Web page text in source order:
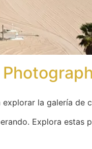
explorar la galería de
Explora estas